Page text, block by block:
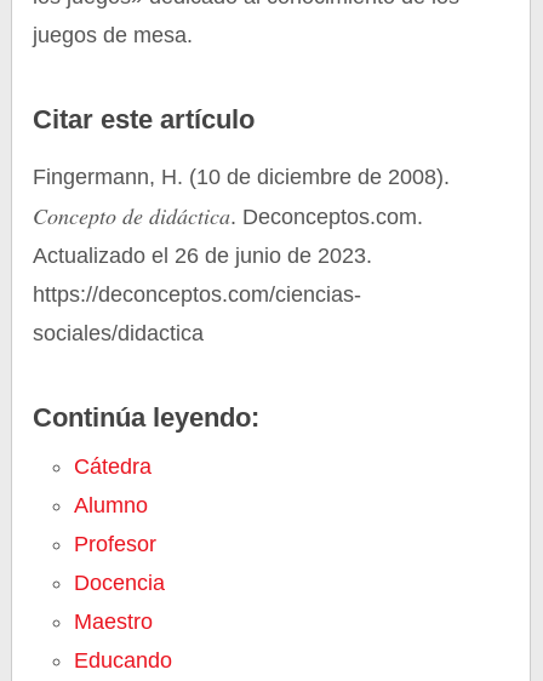
juegos de mesa.
Citar este artículo
Fingermann, H. (10 de diciembre de 2008).
Concepto de didáctica. Deconceptos.com.
Actualizado el 26 de junio de 2023.
https://deconceptos.com/ciencias-
sociales/didactica
Continúa leyendo:
Cátedra
Alumno
Profesor
Docencia
Maestro
Educando